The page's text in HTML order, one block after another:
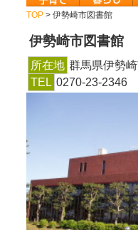
TOP> 伊勢崎市図書館
伊勢崎市図書館
所在地 群馬県伊勢
TEL 0270-23-2346